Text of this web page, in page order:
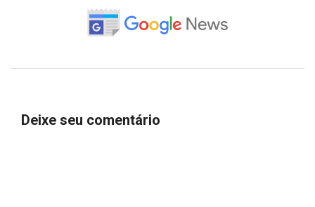
Deixe seu comentário